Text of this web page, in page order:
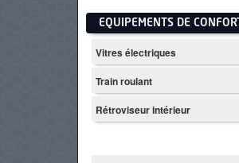
EQUIPEMENTS DE CONFORT
Vitres électriques
Train roulant
Rétroviseur intérieur